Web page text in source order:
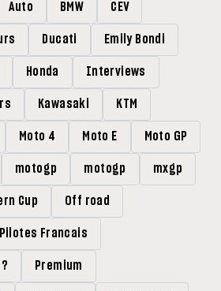
Auto BMW CEV
Ducati Emily Bondi
Honda Interviews
Kawasaki KTM
Moto 4 Moto E Moto GP
motogp motogp mxgp
Cup Off road
Pilotes Francais
Premium